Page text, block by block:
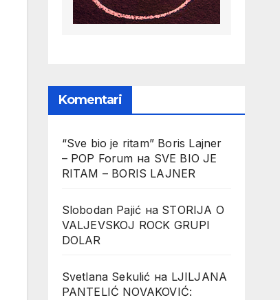
Komentari
“Sve bio je ritam” Boris Lajner
– POP Forum на SVE BIO JE
RITAM – BORIS LAJNER
Slobodan Pajić на STORIJA O
VALJEVSKOJ ROCK GRUPI
DOLAR
Svetlana Sekulić на LJILJANA
PANTELIĆ NOVAKOVIĆ: